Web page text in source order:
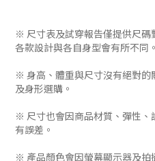
※ 尺寸表及試穿報告僅提供尺
各款設計與各自身型會有所不同。
※ 身高、體重與尺寸沒有絕對
及身形選購。
※ 尺寸也會因商品材質、彈性
有誤差。
※ 產品顏色會因螢幕顯示器及